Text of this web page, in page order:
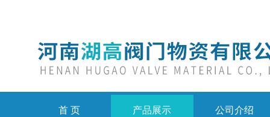
首 页 产品展示 公司介绍